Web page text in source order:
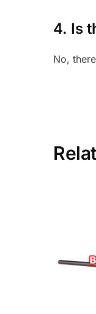
4. Is
No,